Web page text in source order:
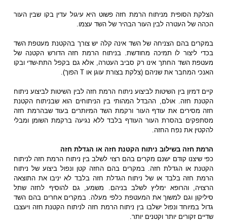
הצלקת הסופית מניתוח הרמת חזה פשוט היא עיגול עדין בקו שבין העור
הכהה של העטרה לבין העור הבהיר של השד עצמו.
במקרים בהם הצניחה של השד אינה קלה יש צורך בהקטנת מעטפת השד
בכדי ליצור לו תמיכה מחודשת. בניתוח הרמת חזה הדורש הקטנה של
מעטפת השד החתך אינו רק סביב העטרה, אלא גם בקפל התת-שדי ובקו
האנכי המחבר את שניהם (צלקת בצורת עוגן או T הפוך).
קיים דמיון בין השיטות לביצוע ניתוח הרמת חזה לבין השיטות לביצוע ניתוח
הקטנת חזה. אולם, ההבדל המהותי בין הניתוחים הוא שבניתוח הקטנת
חזה מסירים את עודף העור ורקמת השד המיותרים בעוד שבהרמת חזה
מסתפקים בהסרת העור העודף בלבד ללא נגיעה ברקמת השומן ומבלי
להקטין את נפח החזה.
הרמת חזה בשילוב ניתוח הקטנת חזה או הגדלת חזה
כפי שיצנו קודם ישנם מקרים בהם רצוי לשלב בין ניתוח הרמת חזה לניתוח
הקטנת או הגדלת חזה. במקרים בהם החזה קטן ונפול ביצוע של ניתוח
הרמת חזה בלבד או של ניתוח הגדלת חזה בלבד לא יניבו את התוצאה
הרצויה, והרופא ימליץ לשלב בניהם. משמע, גם להוסיף לחזה שתל
סיליקון וגם למשוך את המעטפת כלפי מעלה. במקרים אחרים בהם השד
גדול במיוחד ונפול ישלבו בין ניתוח הרמת חזה לניתוח הקטנת חזה ויעצבו
שדיים זקורים יותר וקטנים יותר.